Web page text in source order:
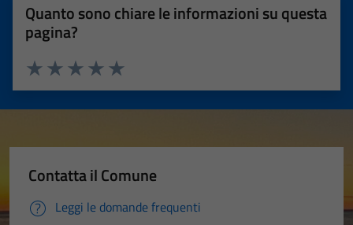
Quanto sono chiare le informazioni su questa
pagina?
Valuta 5 stelle su 5
Valuta 4 stelle su 5
Valuta 3 stelle su 5
Valuta 2 stelle su 5
Valuta 1 stelle su 5
Contatta il Comune
Leggi le domande frequenti